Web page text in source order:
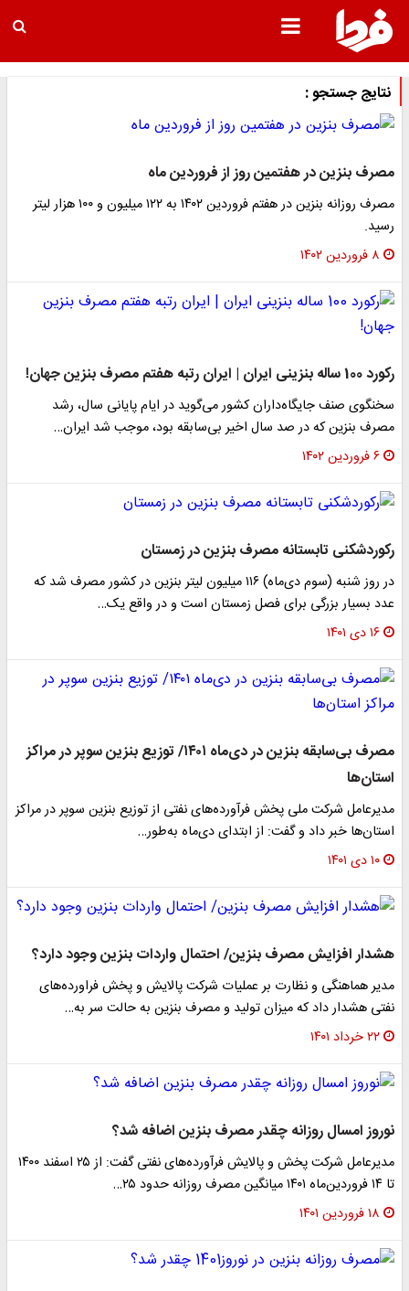
نتایج جستجو :
مصرف بنزین در هفتمین روز از فروردین ماه
مصرف روزانه بنزین در هفتم فروردین ۱۴۰۲ به ۱۲۲ میلیون و ۱۰۰ هزار لیتر
رسید.
۸ فروردین ۱۴۰۲
رکورد 100 ساله بنزینی ایران | ایران رتبه هفتم مصرف بنزین جهان!
سخنگوی صنف جایگاه‌داران کشور می‌گوید در ایام پایانی سال، رشد
مصرف بنزین که در صد سال اخیر بی‌سابقه بود، موجب شد ایران…
۶ فروردین ۱۴۰۲
رکوردشکنی تابستانه مصرف بنزین در زمستان
در روز شنبه (سوم دی‌ماه) ۱۱۶ میلیون لیتر بنزین در کشور مصرف شد که
عدد بسیار بزرگی برای فصل زمستان است و در واقع یک…
۱۶ دی ۱۴۰۱
مصرف بی‌سابقه بنزین در دی‌ماه ۱۴۰۱/ توزیع بنزین سوپر در مراکز
استان‌ها
مدیرعامل شرکت ملی پخش فرآورده‌های نفتی از توزیع بنزین سوپر در مراکز
استان‌ها خبر داد و گفت: از ابتدای دی‌ماه به‌طور…
۱۰ دی ۱۴۰۱
هشدار افزایش مصرف بنزین/ احتمال واردات بنزین وجود دارد؟
مدیر هماهنگی و نظارت بر عملیات شرکت پالایش و پخش فراورده‌های
نفتی هشدار داد که میزان تولید و مصرف بنزین به حالت سر به…
۲۲ خرداد ۱۴۰۱
نوروز امسال روزانه چقدر مصرف بنزین اضافه شد؟
مدیرعامل شرکت پخش و پالایش فرآورده‌های نفتی گفت: از ۲۵ اسفند ۱۴۰۰
تا ۱۴ فروردین‌ماه ۱۴۰۱ میانگین مصرف روزانه حدود ۲۵…
۱۸ فروردین ۱۴۰۱